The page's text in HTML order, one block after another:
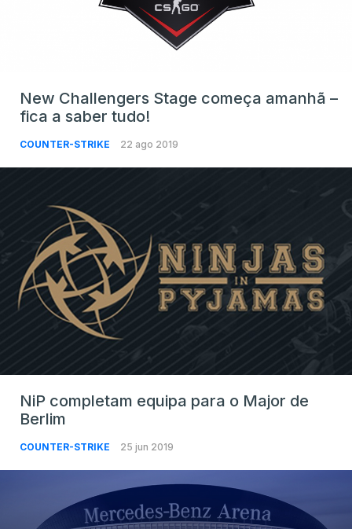
New Challengers Stage começa amanhã –
fica a saber tudo!
COUNTER-STRIKE 22 ago 2019
NiP completam equipa para o Major de
Berlim
COUNTER-STRIKE 25 jun 2019